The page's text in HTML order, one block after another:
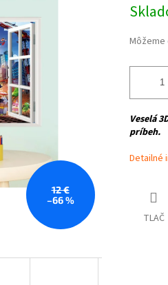
12 €
–66 %
cena:
Veselá
príbeh.
Detailné
TLAČ